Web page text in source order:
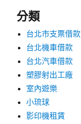
分類
台北市支票借款
台北機車借款
台北汽車借款
塑膠射出工廠
室內遊樂
小琉球
影印機租賃